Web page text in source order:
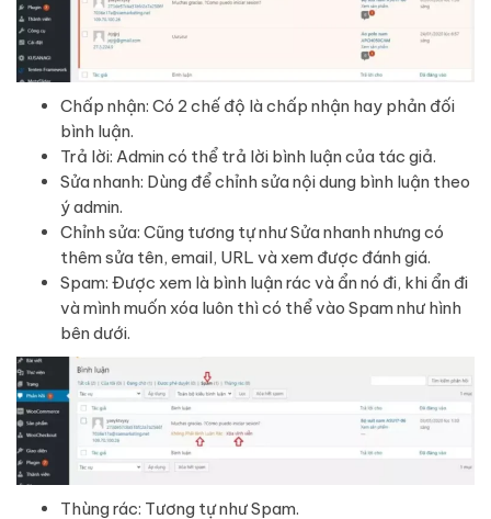
Chấp nhận: Có 2 chế độ là chấp nhận hay phản đối
bình luận.
Trả lời: Admin có thể trả lời bình luận của tác giả.
Sửa nhanh: Dùng để chỉnh sửa nội dung bình luận theo
ý admin.
Chỉnh sửa: Cũng tương tự như Sửa nhanh nhưng có
thêm sửa tên, email, URL và xem được đánh giá.
Spam: Được xem là bình luận rác và ẩn nó đi, khi ẩn đi
và mình muốn xóa luôn thì có thể vào Spam như hình
bên dưới.
Thùng rác: Tương tự như Spam.